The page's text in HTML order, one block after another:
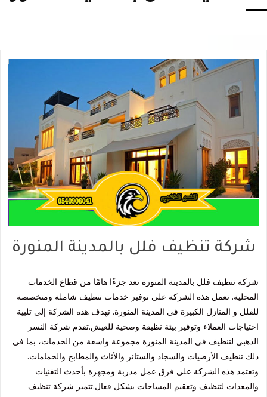
شركة تنظيف فلل بالمدينة المنورة
شركة تنظيف فلل بالمدينة المنورة تعد جزءًا هامًا من قطاع الخدمات
المحلية. تعمل هذه الشركة على توفير خدمات تنظيف شاملة ومتخصصة
للفلل و المنازل الكبيرة في المدينة المنورة. تهدف هذه الشركة إلى تلبية
احتياجات العملاء وتوفير بيئة نظيفة وصحية للعيش.تقدم شركة النسر
الذهبي لتنظيف في المدينة المنورة مجموعة واسعة من الخدمات، بما في
ذلك تنظيف الأرضيات والسجاد والستائر والأثاث والمطابخ والحمامات.
وتعتمد هذه الشركة على فرق عمل مدربة ومجهزة بأحدث التقنيات
والمعدات لتنظيف وتعقيم المساحات بشكل فعال.تتميز شركة تنظيف